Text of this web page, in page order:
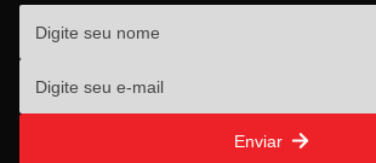
Enviar